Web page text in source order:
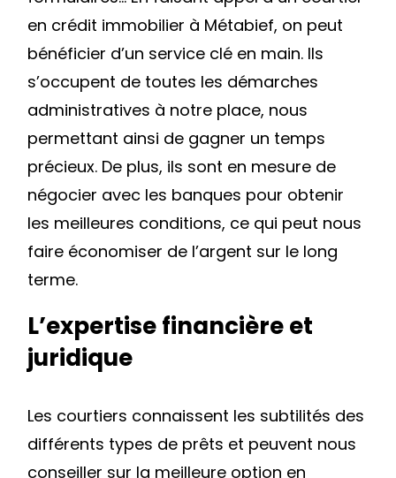
en crédit immobilier à Métabief, on peut
bénéficier d’un service clé en main. Ils
s’occupent de toutes les démarches
administratives à notre place, nous
permettant ainsi de gagner un temps
précieux. De plus, ils sont en mesure de
négocier avec les banques pour obtenir
les meilleures conditions, ce qui peut nous
faire économiser de l’argent sur le long
terme.
L’expertise financière et
juridique
Les courtiers connaissent les subtilités des
différents types de prêts et peuvent nous
conseiller sur la meilleure option en